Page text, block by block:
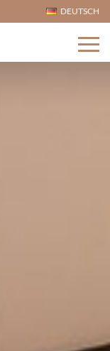
DEUTSCH